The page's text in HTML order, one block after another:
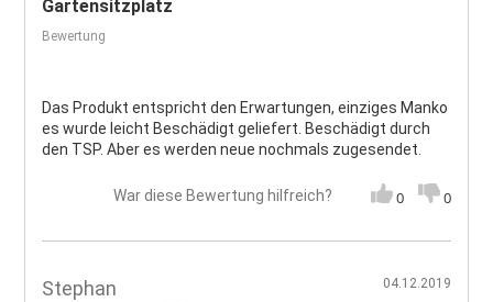
Gartensitzplatz
Bewertung
Das Produkt entspricht den Erwartungen, einziges Manko
es wurde leicht Beschädigt geliefert. Beschädigt durch
den TSP. Aber es werden neue nochmals zugesendet.
War diese Bewertung hilfreich? 0 0
Stephan 04.12.2019